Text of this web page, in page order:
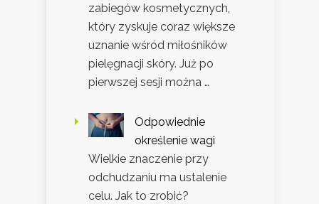
zabiegów kosmetycznych,
który zyskuje coraz większe
uznanie wśród miłośników
pielęgnacji skóry. Już po
pierwszej sesji można …
Odpowiednie
określenie wagi
Wielkie znaczenie przy
odchudzaniu ma ustalenie
celu. Jak to zrobić?